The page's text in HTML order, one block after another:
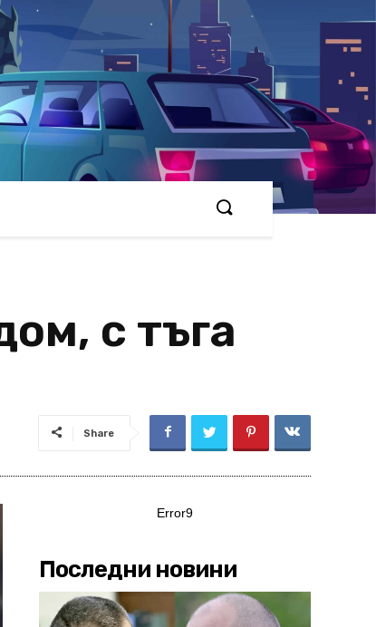
с тъга
Share
Error9
Последни новини